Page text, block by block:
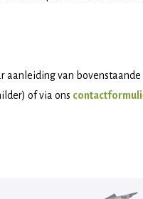
aanleiding van
of via ons